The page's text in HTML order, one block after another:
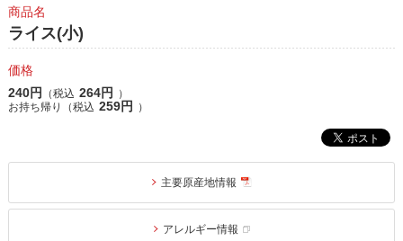
商品名
ライス(小)
価格
240円
（税込 264円
）
お持ち帰り（税込 259円 ）
主要原産地情報
アレルギー情報